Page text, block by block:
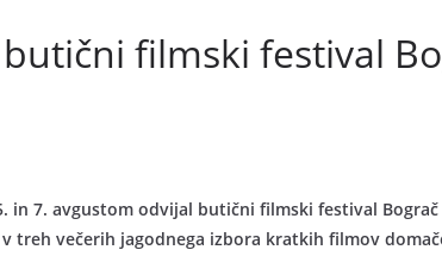
filmski festival
in 7. avgustom odvijal butični filmski festival
treh večerih jagodnega izbora kratkih filmov